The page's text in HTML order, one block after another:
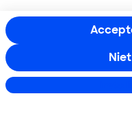
Algemene
Cookiebeleid